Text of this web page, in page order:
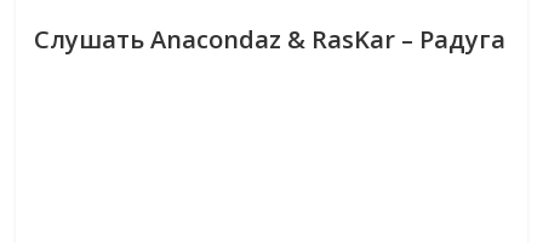
Слушать Anacondaz & RasKar – Радуга